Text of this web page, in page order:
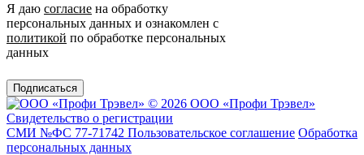
Я даю согласие на обработку
персональных данных и ознакомлен с
политикой по обработке персональных
данных
Подписаться
© 2026 ООО «Профи Трэвeл»
Свидетельство о регистрации
СМИ №ФС 77-71742 Пользовательское соглашение Обработка
персональных данных